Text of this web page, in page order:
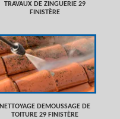
TRAVAUX DE ZINGUERIE 29
FINISTÈRE
NETTOYAGE DEMOUSSAGE DE
TOITURE 29 FINISTÈRE